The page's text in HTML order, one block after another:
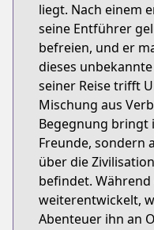
liegt. Nach einem
seine Entführer
befreien, und er
dieses
seiner Reise trifft
Mischung aus
Begegnung bringt
Freunde, sondern
über die
befindet.
weiterentwickelt,
Abenteuer ihn an